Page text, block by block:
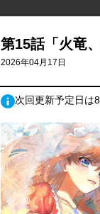
第15話「火竜
2026年04月17日
次回更新予定日は